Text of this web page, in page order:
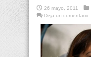
26 mayo, 2011
Deja un comentario